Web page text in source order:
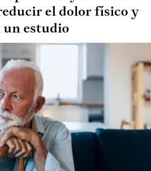
el dolor físico y
un estudio